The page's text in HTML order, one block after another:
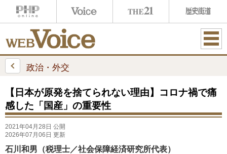
ME
政治・外交
【日本が原発を捨てられない理由】コロナ禍で痛
感した「国産」の重要性
2021年04月28日 公開
2026年07月06日 更新
石川和男（税理士／社会保障経済研究所代表）